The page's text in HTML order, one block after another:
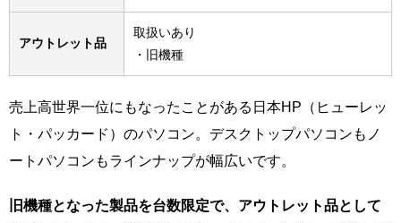
アウトレット品
取扱いあり
・旧機種
売上高世界一位にもなったことがある日本HP（ヒューレッ
ト・パッカード）のパソコン。デスクトップパソコンもノ
ートパソコンもラインナップが幅広いです。
旧機種となった製品を台数限定で、アウトレット品として